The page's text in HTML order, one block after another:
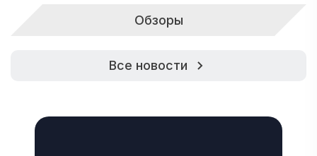
Обзоры
Все новости